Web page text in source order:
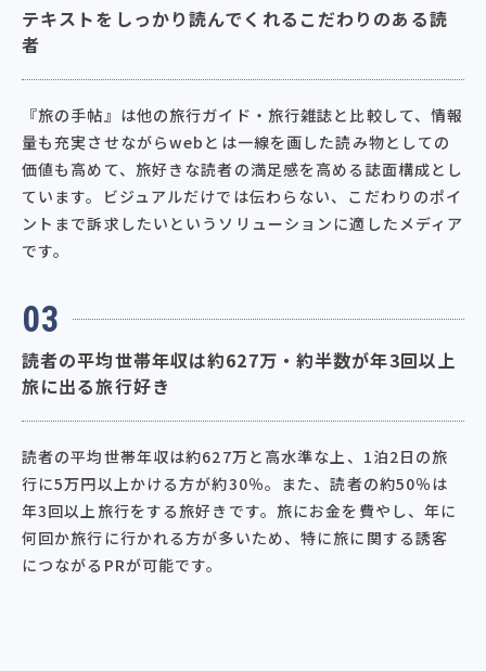
テキストをしっかり読んでくれるこだわりのある読
者
『旅の手帖』は他の旅行ガイド・旅行雑誌と比較して、情報
量も充実させながらwebとは一線を画した読み物としての
価値も高めて、旅好きな読者の満足感を高める誌面構成とし
ています。ビジュアルだけでは伝わらない、こだわりのポイ
ントまで訴求したいというソリューションに適したメディア
です。
03
読者の平均世帯年収は約627万・約半数が年3回以上
旅に出る旅行好き
読者の平均世帯年収は約627万と高水準な上、1泊2日の旅
行に5万円以上かける方が約30％。また、読者の約50％は
年3回以上旅行をする旅好きです。旅にお金を費やし、年に
何回か旅行に行かれる方が多いため、特に旅に関する誘客
につながるPRが可能です。